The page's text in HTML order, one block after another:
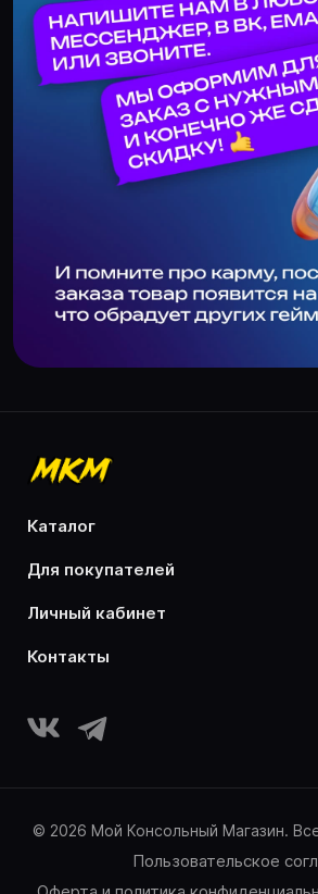
каталог
для покупателей
личный кабинет
контакты
© 2026 Мой Консольный Магазин.
Пользовательское